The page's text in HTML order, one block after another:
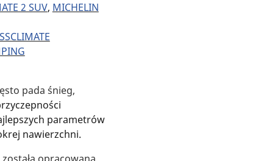
2 SUV, MICHELIN
pada śnieg,
parametrów
nawierzchni.